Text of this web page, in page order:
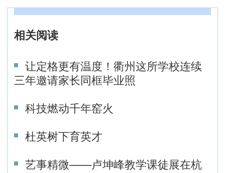
相关阅读
让定格更有温度！衢州这所学校连续
三年邀请家长同框毕业照
科技燃动千年窑火
杜英树下育英才
艺事精微——卢坤峰教学课徒展在杭